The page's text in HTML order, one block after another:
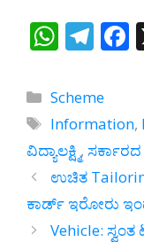
W
at
s
A
p
p
T
e
gr
a
m
F
o
k
Categories
Scheme
Tags
Information,
ವಿದ್ಯಾಲಕ್ಷ್ಮಿ,
ಉಚಿತ
ಕಾರ್ಡ್‌ ಇರೋರು
Vehicle: ಸ್ವಂತ